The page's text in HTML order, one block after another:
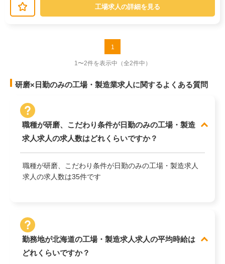
工場求人の詳細を見る
1
1〜2件を表示中 （全2件中）
研磨×日勤のみの工場・製造業求人に関するよくある質問
職種が研磨、こだわり条件が日勤のみの工場・製造
求人求人の求人数はどれくらいですか？
職種が研磨、こだわり条件が日勤のみの工場・製造求人
求人の求人数は35件です
勤務地が北海道の工場・製造求人求人の平均時給は
どれくらいですか？